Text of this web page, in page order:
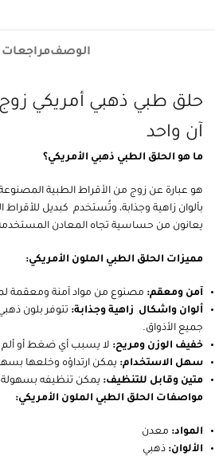
الوصفمراجعات
حلق طبي ذهبي أمريكي
آن واحد
ما هو الحلق الطبي ذهبي الأمريكي؟
هو عبارة عن زوج من الأقراط الطبية
بألوان زاهية وجذابة، وتُستخدم كبديل
يعانون من حساسية تجاه المعادن المستخدمة
مميزات الحلق الطبي الملون الأمريكي:
آمن ومعقم: مصنوع من مواد آمنة ومعقمة
ألوان واشكال زاهية وجذابة: تتوفر بلون
جميع الأذواق.
خفيف الوزن ومريح: لا يسبب أي ضغط أو ألم
سهل الاستخدام: يمكن ارتداؤه وخلعها
متين وقابل للتنظيف: يمكن تنظيفه بسهولة
مواصفات الحلق الطبي الملون الأمريكي:
المواد: معدن
الألوان: ذهبي